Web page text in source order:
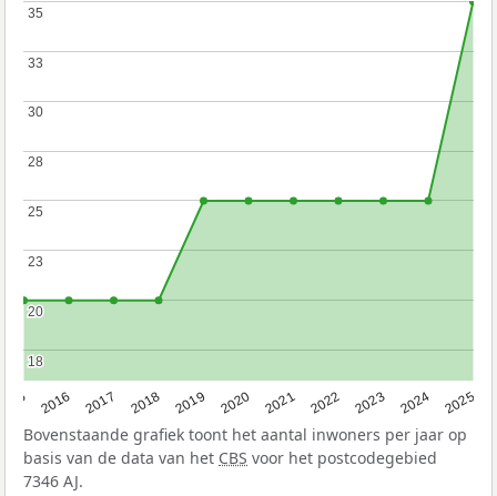
2016 2017 2018 2019 2020 2021 2022 2023 2024 2025
18
18
20
20
23
23
25
25
28
28
30
30
33
33
35
35
Bovenstaande grafiek toont het aantal inwoners per jaar op
basis van de data van het CBS voor het postcodegebied
7346 AJ.